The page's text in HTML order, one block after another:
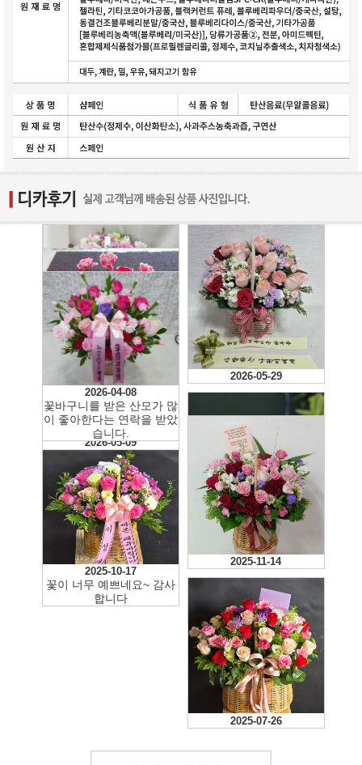
2026-06-21
2026-05-29
2026-05-09
2026-04-08
꽃바구니를 받은 산모가 많
이 좋아한다는 연락을 받았
습니다.
2025-11-20
2025-11-14
2025-10-17
꽃이 너무 예쁘네요~ 감사
합니다
2025-07-26